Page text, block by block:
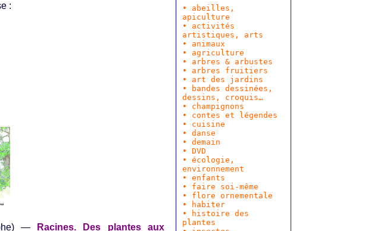
• abeilles,
apiculture
• activités
artistiques, arts
• animaux
• agriculture
• arbres & arbustes
• arbres fruitiers
• art des jardins
•
bandes dessinées ,
dessins, croquis…
• champignons
• contes et légendes
• cuisine
• danse
• demain
• DVD
• écologie,
environnement
• enfants
• faire soi-même
• flore ornementale
•
habiter
•
histoire des
plantes
:
—
Racines. Des plantes aux